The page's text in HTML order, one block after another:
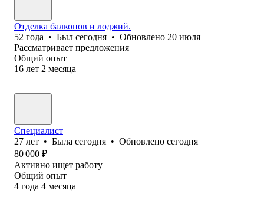
Отделка балконов и лоджий.
52 года • Был сегодня • Обновлено 20 июля
Рассматривает предложения
Общий опыт
16 лет 2 месяца
Специалист
27 лет • Была сегодня • Обновлено сегодня
80 000 ₽
Активно ищет работу
Общий опыт
4 года 4 месяца